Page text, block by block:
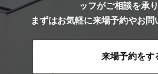
り
ッフがご相談を承り
まずはお気軽に来場予約やお問
来場予約をす